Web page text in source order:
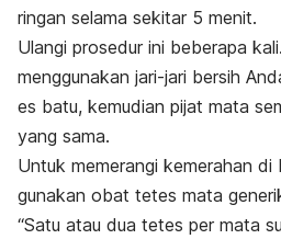
ringan selama sekitar 5 menit.
Ulangi prosedur ini beberapa
menggunakan jari-jari bersih
es batu, kemudian pijat mata
yang sama.
Untuk memerangi kemerahan di
gunakan obat tetes mata
“Satu atau dua tetes per mata